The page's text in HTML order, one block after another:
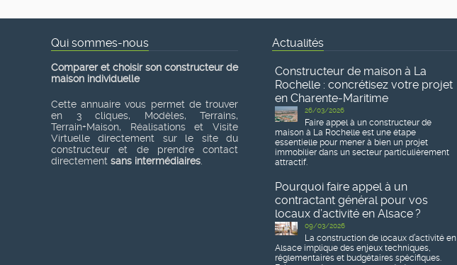
Qui sommes-nous
Comparer et choisir son constructeur de
maison individuelle
Cette annuaire vous permet de trouver
en 3 cliques, Modèles, Terrains,
Terrain+Maison, Réalisations et Visite
Virtuelle directement sur le site du
constructeur et de prendre contact
directement sans intermédiaires
Actualités
Constructeur de maison à La
Rochelle : concrétisez votre projet
en Charente-Maritime
26/03/2026
Faire appel à un constructeur de
maison à La Rochelle est une étape
essentielle pour mener à bien un projet
immobilier dans un secteur particulièrement
attractif.
Pourquoi faire appel à un
contractant général pour vos
locaux d’activité en Alsace ?
09/03/2026
La construction de locaux d’activité en
Alsace implique des enjeux techniques,
réglementaires et budgétaires spécifiques.